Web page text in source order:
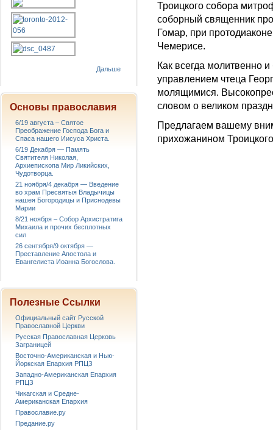
Троицкого собора
соборный священник
Гомар, при
Чемерисе.
Как всегда молитвенно
управлением чтеца
молящимися.
словом о великом
Предлагаем вашему
прихожанином
Дальше
Основы православия
6/19 августа – Святое
Преображение Господа Бога и
Спаса нашего Иисуса Христа.
6/19 Декабря — Память
Святителя Николая,
Архиепископа Мир Ликийских,
Чудотворца.
21 ноября/4 декабря — Введение
во храм Пресвятыя Владычицы
нашея Богородицы и Приснодевы
Марии
8/21 ноября – Собор Архистратига
Михаила и прочих бесплотных
сил
26 сентября/9 октября —
Преставление Апостола и
Евангелиста Иоанна Богослова.
Полезные Ссылки
Официальный сайт Русской
Православной Церкви
Русская Православная Церковь
Заграницей
Восточно-Американская и Нью-
Йоркская Епархия РПЦЗ
Западно-Американская Епархия
РПЦЗ
Чикагская и Средне-
Американская Епархия
Православие.ру
Предание.ру